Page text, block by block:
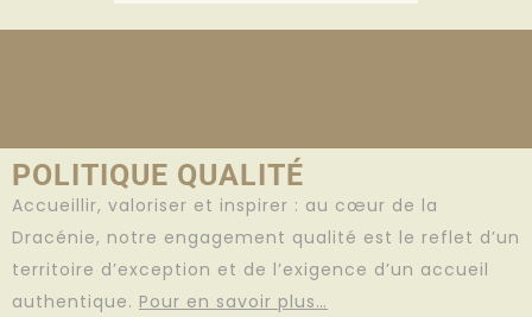
POLITIQUE QUALITÉ
Accueillir, valoriser et inspirer : au cœur de la
Dracénie, notre engagement qualité est le reflet d’un
territoire d’exception et de l’exigence d’un accueil
authentique. Pour en savoir plus…